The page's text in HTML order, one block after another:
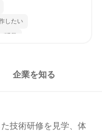
したい
活発
企業を知る
技術研修を見学、体